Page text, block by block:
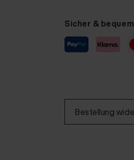
Sicher &
Bestellung